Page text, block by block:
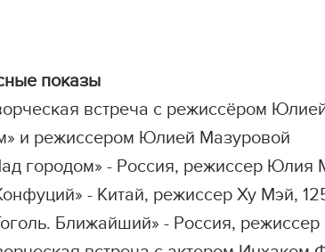
показы
встреча с режиссёром
и режиссером Юлией Мазуровой
городом» - Россия, режиссер Юлия
- Китай, режиссер Ху Мэй,
Ближайший» - Россия,